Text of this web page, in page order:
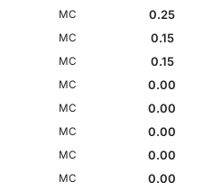
MC
0.25
MC
0.15
MC
0.15
MC
0.00
MC
0.00
MC
0.00
MC
0.00
MC
0.00